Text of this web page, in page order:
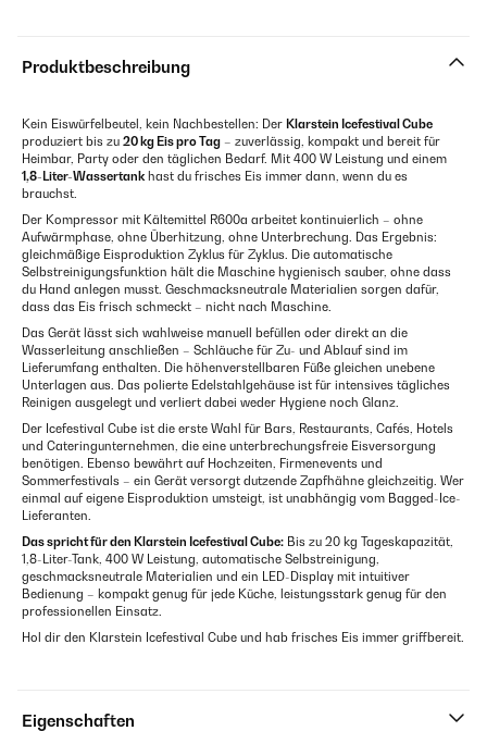
Produktbeschreibung
Kein Eiswürfelbeutel, kein Nachbestellen: Der Klarstein Icefestival Cube
produziert bis zu 20 kg Eis pro Tag – zuverlässig, kompakt und bereit für
Heimbar, Party oder den täglichen Bedarf. Mit 400 W Leistung und einem
1,8-Liter-Wassertankhast du frisches Eis immer dann, wenn du es
brauchst.
Der Kompressor mit Kältemittel R600a arbeitet kontinuierlich – ohne
Aufwärmphase, ohne Überhitzung, ohne Unterbrechung. Das Ergebnis:
gleichmäßige Eisproduktion Zyklus für Zyklus. Die automatische
Selbstreinigungsfunktion hält die Maschine hygienisch sauber, ohne dass
du Hand anlegen musst. Geschmacksneutrale Materialien sorgen dafür,
dass das Eis frisch schmeckt – nicht nach Maschine.
Das Gerät lässt sich wahlweise manuell befüllen oder direkt an die
Wasserleitung anschließen – Schläuche für Zu- und Ablauf sind im
Lieferumfang enthalten. Die höhenverstellbaren Füße gleichen unebene
Unterlagen aus. Das polierte Edelstahlgehäuse ist für intensives tägliches
Reinigen ausgelegt und verliert dabei weder Hygiene noch Glanz.
Der Icefestival Cube ist die erste Wahl für Bars, Restaurants, Cafés, Hotels
und Cateringunternehmen, die eine unterbrechungsfreie Eisversorgung
benötigen. Ebenso bewährt auf Hochzeiten, Firmenevents und
Sommerfestivals – ein Gerät versorgt dutzende Zapfhähne gleichzeitig. Wer
einmal auf eigene Eisproduktion umsteigt, ist unabhängig vom Bagged-Ice-
Lieferanten.
Das spricht für den Klarstein Icefestival Cube: Bis zu 20 kg Tageskapazität,
1,8-Liter-Tank, 400 W Leistung, automatische Selbstreinigung,
geschmacksneutrale Materialien und ein LED-Display mit intuitiver
Bedienung – kompakt genug für jede Küche, leistungsstark genug für den
professionellen Einsatz.
Hol dir den Klarstein Icefestival Cube und hab frisches Eis immer griffbereit.
Eigenschaften